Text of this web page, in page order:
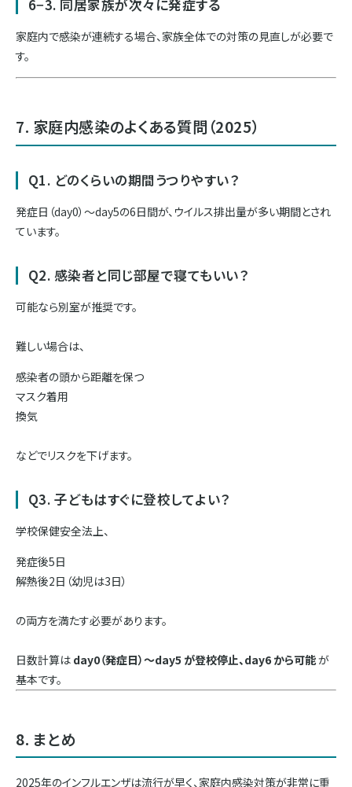
6−3. 同居家族が次々に発症する
家庭内で感染が連続する場合、家族全体での対策の見直しが必要で
す。
7. 家庭内感染のよくある質問（2025）
Q1. どのくらいの期間うつりやすい？
発症日（day0）〜day5の6日間が、ウイルス排出量が多い期間とされ
ています。
Q2. 感染者と同じ部屋で寝てもいい？
可能なら別室が推奨です。
難しい場合は、
感染者の頭から距離を保つ
マスク着用
換気
などでリスクを下げます。
Q3. 子どもはすぐに登校してよい？
学校保健安全法上、
発症後5日
解熱後2日（幼児は3日）
の両方を満たす必要があります。
日数計算は day0（発症日）〜day5 が登校停止、day6 から可能が
基本です。
8. まとめ
2025年のインフルエンザは流行が早く、家庭内感染対策が非常に重